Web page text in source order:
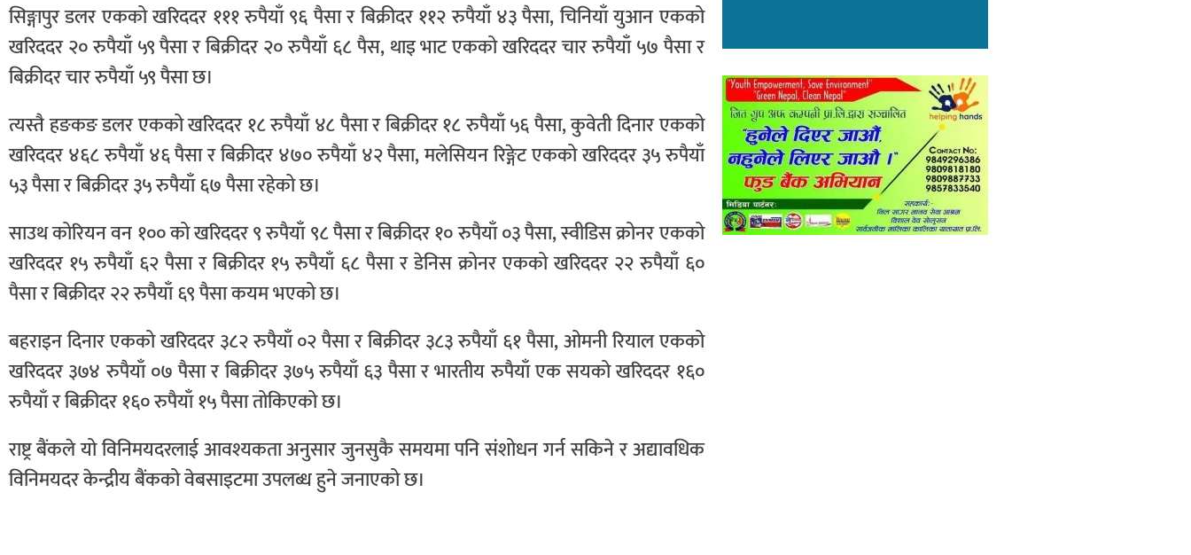
सिङ्गापुर डलर एकको खरिददर १११ रुपैयाँ ९६ पैसा र बिक्रीदर ११२ रुपैयाँ ४३ पैसा, चिनियाँ युआन एकको
खरिददर २० रुपैयाँ ५९ पैसा र बिक्रीदर २० रुपैयाँ ६८ पैस, थाइ भाट एकको खरिददर चार रुपैयाँ ५७ पैसा र
बिक्रीदर चार रुपैयाँ ५९ पैसा छ।
त्यस्तै हङकङ डलर एकको खरिददर १८ रुपैयाँ ४८ पैसा र बिक्रीदर १८ रुपैयाँ ५६ पैसा, कुवेती दिनार एकको
खरिददर ४६८ रुपैयाँ ४६ पैसा र बिक्रीदर ४७० रुपैयाँ ४२ पैसा, मलेसियन रिङ्गेट एकको खरिददर ३५ रुपैयाँ
५३ पैसा र बिक्रीदर ३५ रुपैयाँ ६७ पैसा रहेको छ।
साउथ कोरियन वन १०० को खरिददर ९ रुपैयाँ ९८ पैसा र बिक्रीदर १० रुपैयाँ ०३ पैसा, स्वीडिस क्रोनर एकको
खरिददर १५ रुपैयाँ ६२ पैसा र बिक्रीदर १५ रुपैयाँ ६८ पैसा र डेनिस क्रोनर एकको खरिददर २२ रुपैयाँ ६०
पैसा र बिक्रीदर २२ रुपैयाँ ६९ पैसा कयम भएको छ।
बहराइन दिनार एकको खरिददर ३८२ रुपैयाँ ०२ पैसा र बिक्रीदर ३८३ रुपैयाँ ६१ पैसा, ओमनी रियाल एकको
खरिददर ३७४ रुपैयाँ ०७ पैसा र बिक्रीदर ३७५ रुपैयाँ ६३ पैसा र भारतीय रुपैयाँ एक सयको खरिददर १६०
रुपैयाँ र बिक्रीदर १६० रुपैयाँ १५ पैसा तोकिएको छ।
राष्ट्र बैंकले यो विनिमयदरलाई आवश्यकता अनुसार जुनसुकै समयमा पनि संशोधन गर्न सकिने र अद्यावधिक
विनिमयदर केन्द्रीय बैंकको वेबसाइटमा उपलब्ध हुने जनाएको छ।